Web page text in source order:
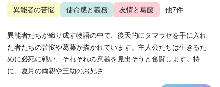
異能者の苦悩 使命感と義務 友情と葛藤 ...他7件
異能者たちが織り成す物語の中で、後天的にタマラセを手に入れ
た者たちの苦悩や葛藤が描かれています。主人公たちは生きるた
めに必死に戦い、それぞれの意義を見出そうと奮闘します。特
に、夏月の両親や三助のお兄さ...